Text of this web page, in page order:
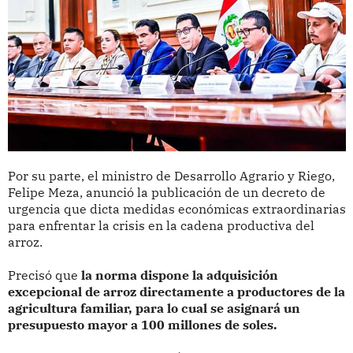
Por su parte, el ministro de Desarrollo Agrario y Riego,
Felipe Meza, anunció la publicación de un decreto de
urgencia que dicta medidas económicas extraordinarias
para enfrentar la crisis en la cadena productiva del
arroz.
Precisó que la norma dispone la adquisición
excepcional de arroz directamente a productores de la
agricultura familiar, para lo cual se asignará un
presupuesto mayor a 100 millones de soles.